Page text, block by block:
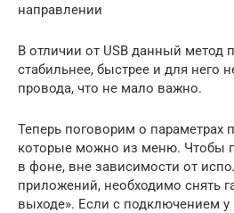
направлении
В отличии от USB данный метод
стабильнее, быстрее и для него
провода, что не мало важно.
Теперь поговорим о параметрах
которые можно из меню. Чтобы
в фоне, вне зависимости от
приложений, необходимо снять
выходе». Если с подключением у